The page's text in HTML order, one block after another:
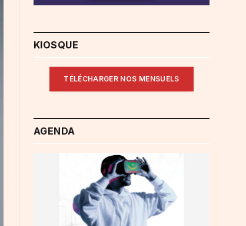
KIOSQUE
TÉLÉCHARGER NOS MENSUELS
AGENDA